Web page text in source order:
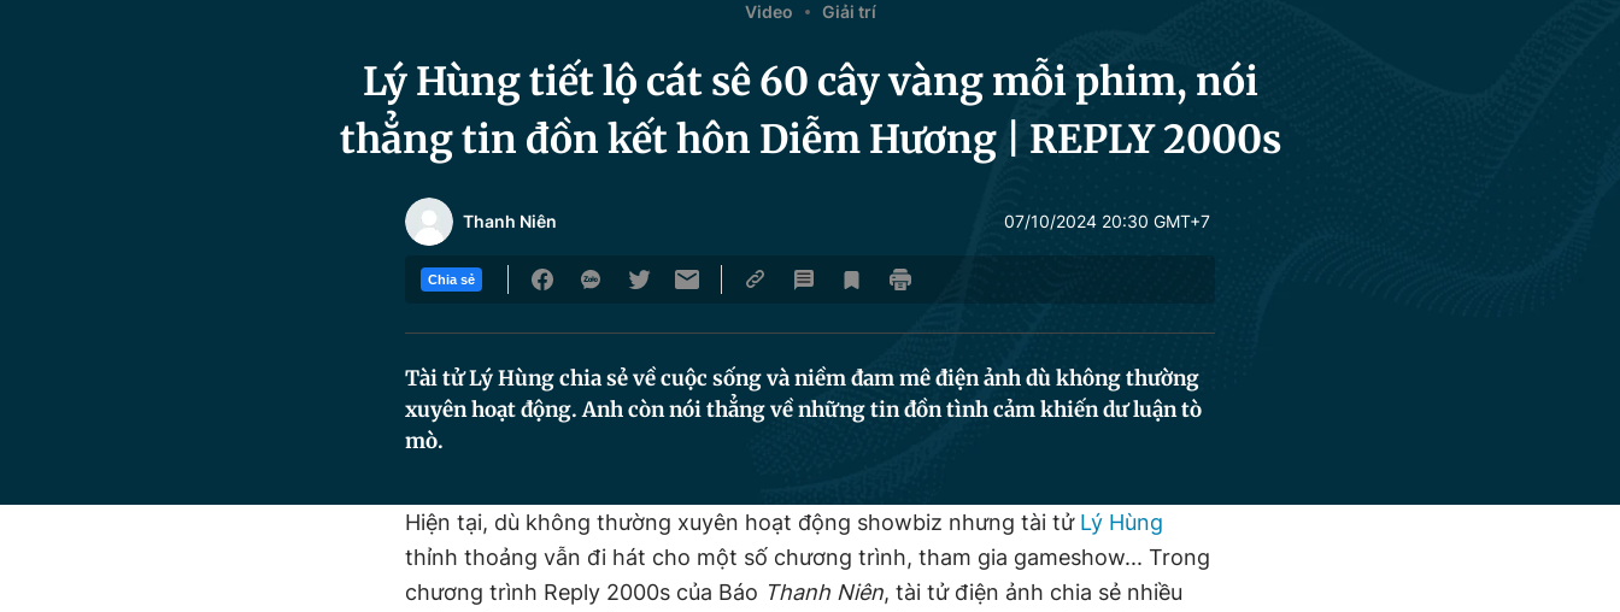
Video Giải trí
Lý Hùng tiết lộ cát sê 60 cây vàng mỗi phim, nói
thẳng tin đồn kết hôn Diễm Hương | REPLY 2000s
Thanh Niên 07/10/2024 20:30 GMT+7
Chia sẻ
Tài tử Lý Hùng chia sẻ về cuộc sống và niềm đam mê điện ảnh dù không thường
xuyên hoạt động. Anh còn nói thẳng về những tin đồn tình cảm khiến dư luận tò
mò.
Hiện tại, dù không thường xuyên hoạt động showbiz nhưng tài tử Lý Hùng
thỉnh thoảng vẫn đi hát cho một số chương trình, tham gia gameshow... Trong
chương trình Reply 2000s của Báo Thanh Niên, tài tử điện ảnh chia sẻ nhiều